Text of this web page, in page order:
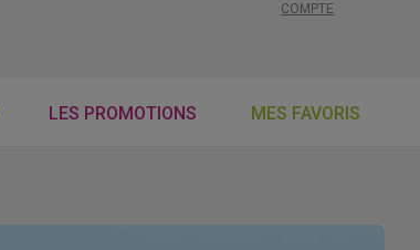
COMPTE
LES PROMOTIONS MES FAVORIS